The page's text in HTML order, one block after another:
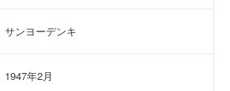
サンヨーデンキ
1947年2月